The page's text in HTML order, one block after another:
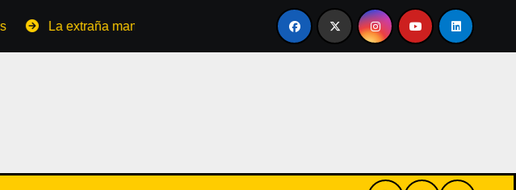
La extraña manera de convertirse en familia El primer tour de la India Chiquitina